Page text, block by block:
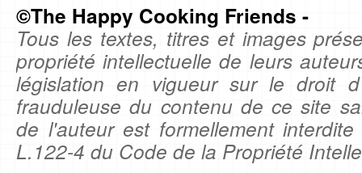
©The Happy Cooking Friends -
Tous les textes, titres et images
propriété intellectuelle de leurs
législation en vigueur sur le droit
frauduleuse du contenu de ce site
de l'auteur est formellement
L.122-4 du Code de la Propriété